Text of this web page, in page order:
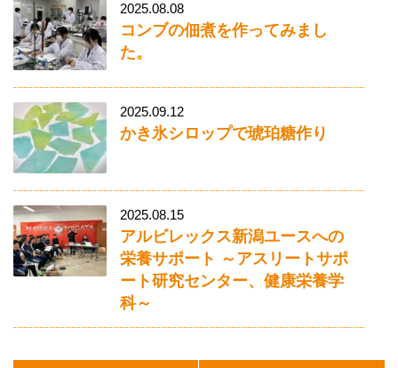
2025.08.08
コンブの佃煮を作ってみまし
た。
2025.09.12
かき氷シロップで琥珀糖作り
2025.08.15
アルビレックス新潟ユースへの
栄養サポート ～アスリートサポ
ート研究センター、健康栄養学
科～